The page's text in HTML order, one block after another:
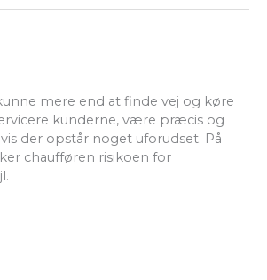
mere end at finde vej og køre
kunderne, være præcis og
der opstår noget uforudset. På
chaufføren risikoen for